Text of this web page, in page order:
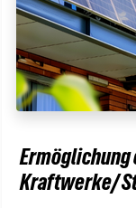
Ermöglichung
Kraftwerke/